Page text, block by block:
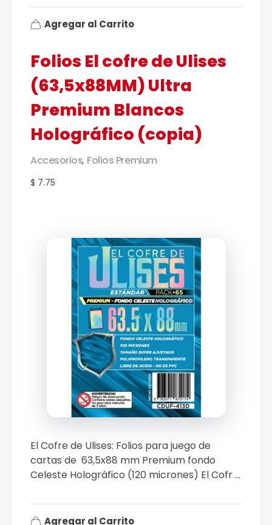
Folios El cofre de Ulises
(63,5x88MM) Ultra
Premium Blancos
Holográfico (copia)
$ 7.75
Accesorios, Folios Premium
Agregar al Carrito
El Cofre de Ulises: Folios para juego de
cartas de 63,5x88 mm Premium fondo
Celeste Holográfico (120 micrones) El Cofr ...
Agregar al Carrito